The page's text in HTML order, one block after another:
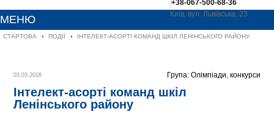
+38-067-500-68-36
Київ, вул. Львівська, 23
МЕНЮ
СТАРТОВА › ПОДІЇ › ІНТЕЛЕКТ-АСОРТІ КОМАНД ШКІЛ ЛЕНІНСЬКОГО РАЙОНУ
Група: Олімпіади, конкурси
03.03.2016
Інтелект-асорті команд шкіл
Ленінського району